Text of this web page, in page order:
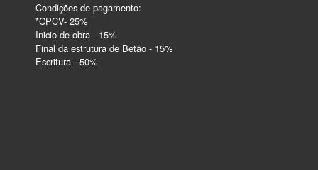
Condições de pagamento:
*CPCV- 25%
Inicio de obra - 15%
Final da estrutura de Betão - 15%
Escritura - 50%